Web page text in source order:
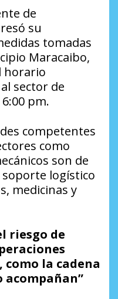
de
su
tomadas
Maracaibo,
horario
sector de
pm.
competentes
como
son de
logístico
medicinas y
riesgo de
la cadena
acompañan”